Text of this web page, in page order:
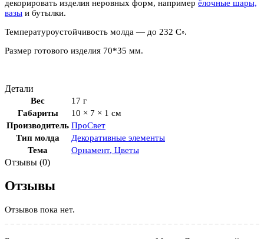
декорировать изделия неровных форм, например ёлочные шары,
вазы и бутылки.
Температуроустойчивость молда — до 232 С◦.
Размер готового изделия 70*35 мм.
Детали
Вес
17 г
Габариты
10 × 7 × 1 см
Производитель ПроСвет
Тип молда
Декоративные элементы
Тема
Орнамент, Цветы
Отзывы (0)
Отзывы
Отзывов пока нет.